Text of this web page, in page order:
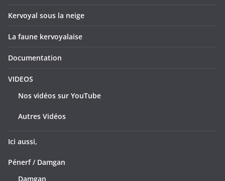
Kervoyal sous la neige
La faune kervoyalaise
Documentation
VIDEOS
Nos vidéos sur YouTube
Autres Vidéos
Ici aussi,
Pénerf / Damgan
Damgan